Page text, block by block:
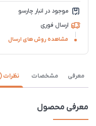
موجود در انبار چارسو
ارسال فوری
مشاهده روش های ارسال
معرفی مشخصات نظرات (1)
معرفی محصول